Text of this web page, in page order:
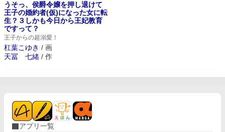
王子からの超溺愛！
うそっ、侯爵令嬢を押し退けて
王子の婚約者(仮)になった女に転
生？３しかも今日から王妃教育
ですって？
杠葉こゆき / 画
天冨 七緒 / 作
アプリ一覧